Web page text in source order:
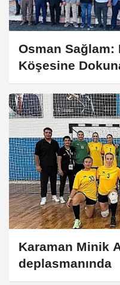
Osman Sağlam:
Köşesine
Yolculuğu
Karaman Minik
deplasmanında